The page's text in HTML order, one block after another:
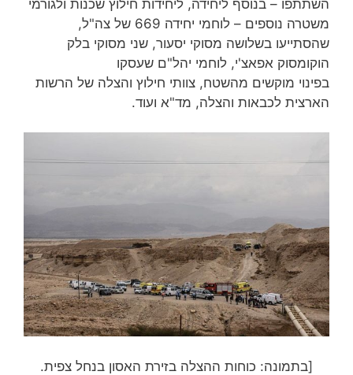
השתתפו – בנוסף ליחידה, ליחידות חילוץ שכנות ולגורמי
משטרה נוספים – לוחמי יחידה 669 של צה"ל,
שהסתייעו בשלושה מסוקי יסעור, שני מסוקי בלק
הוקומסוק אפאצ'י, לוחמי יהל"ם שעסקו
בפינוי מוקשים מהשטח, צוותי חילוץ והצלה של הרשות
הארצית לכבאות והצלה, מד"א ועוד.
[בתמונה: כוחות ההצלה בזירת האסון בנחל צפית.